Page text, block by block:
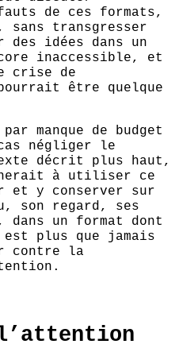
de ces formats,
sans transgresser
idées dans un
inaccessible, et
crise de
être quelque
manque de budget
négliger le
décrit plus haut,
à utiliser ce
et y conserver sur
son regard, ses
un format dont
plus que jamais
contre la